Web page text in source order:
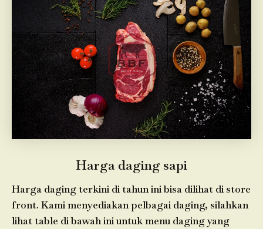
Harga daging sapi
Harga daging terkini di tahun ini bisa dilihat di store
front. Kami menyediakan pelbagai daging, silahkan
lihat table di bawah ini untuk menu daging yang